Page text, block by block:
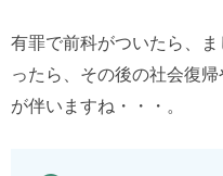
有罪で前科がついたら、
ったら、その後の社会復
が伴いますね・・・。